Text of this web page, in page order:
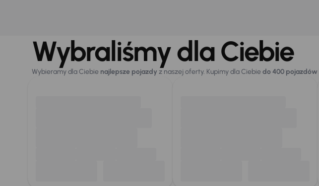
Wybraliśmy dla Ciebie
Wybieramy dla Ciebie najlepsze pojazdy z naszej oferty. Kupimy dla Ciebiedo 400 pojazdów